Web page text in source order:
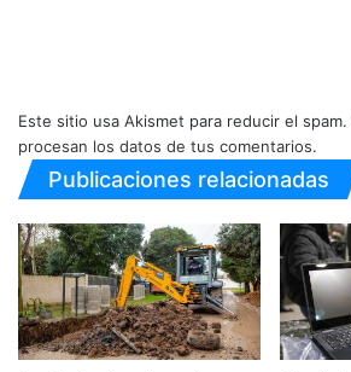
Este sitio usa Akismet para reducir el spam.
procesan los datos de tus comentarios.
Publicaciones relacionadas